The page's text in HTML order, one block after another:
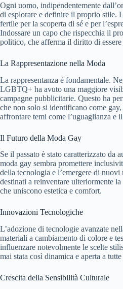
Ogni uomo, indipendentemente
di esplorare e definire il proprio stile.
fertile per la scoperta di sé e per
Indossare un capo che rispecchia il
politico, che afferma il diritto di essere
La Rappresentazione nella Moda
La rappresentanza è fondamentale.
LGBTQ+ ha avuto una maggiore
campagne pubblicitarie. Questo ha
che non solo si identificano come
affrontare temi come l’uguaglianza e
Il Futuro della Moda Gay
Se il passato è stato caratterizzato da
moda gay sembra promettere
della tecnologia e l’emergere di
destinati a reinventare ulteriormente
che uniscono estetica e comfort.
Innovazioni Tecnologiche
L’adozione di tecnologie avanzate
materiali a cambiamento di colore e
influenzare notevolmente le scelte
mai stata così dinamica e aperta a
Crescita della Sensibilità Culturale